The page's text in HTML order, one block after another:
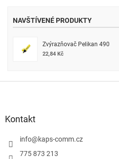
NAVŠTÍVENÉ PRODUKTY
Zvýrazňovač Pelikan 490
22,84 Kč
Kontakt
info@kaps-comm.cz
775 873 213